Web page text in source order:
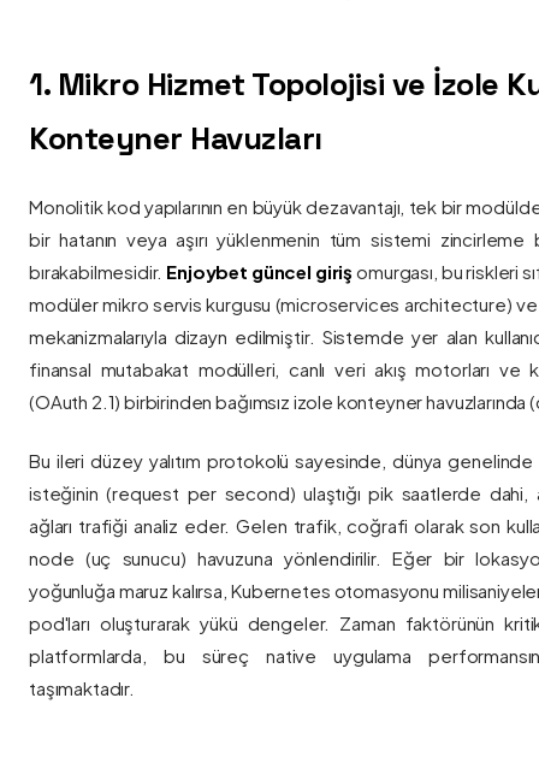
1. Mikro Hizmet Topolojisi ve İzole
Konteyner Havuzları
Monolitik kod yapılarının en büyük dezavantajı, tek bir
bir hatanın veya aşırı yüklenmenin tüm sistemi zincirleme
bırakabilmesidir. Enjoybet güncel giriş omurgası, bu riskleri
modüler mikro servis kurgusu (microservices architecture)
mekanizmalarıyla dizayn edilmiştir. Sistemde yer alan
finansal mutabakat modülleri, canlı veri akış motorları ve
(OAuth 2.1) birbirinden bağımsız izole konteyner havuzlarında
Bu ileri düzey yalıtım protokolü sayesinde, dünya genelinde
isteğinin (request per second) ulaştığı pik saatlerde dahi,
ağları trafiği analiz eder. Gelen trafik, coğrafi olarak son
node (uç sunucu) havuzuna yönlendirilir. Eğer bir
yoğunluğa maruz kalırsa, Kubernetes otomasyonu
pod'ları oluşturarak yükü dengeler. Zaman faktörünün
platformlarda, bu süreç native uygulama
taşımaktadır.